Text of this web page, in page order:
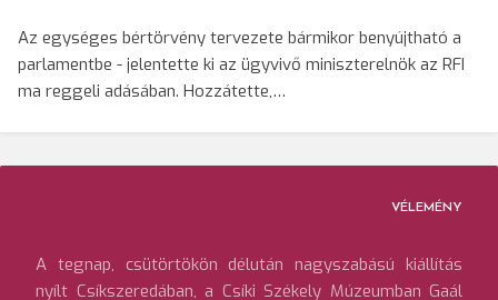
Az egységes bértörvény tervezete bármikor benyújtható a
parlamentbe - jelentette ki az ügyvivő miniszterelnök az RFI
ma reggeli adásában. Hozzátette,…
VÉLEMÉNY
A tegnap, csütörtökön délután nagyszabású kiállítás
nyílt Csíkszeredában, a Csíki Székely Múzeumban Gaál